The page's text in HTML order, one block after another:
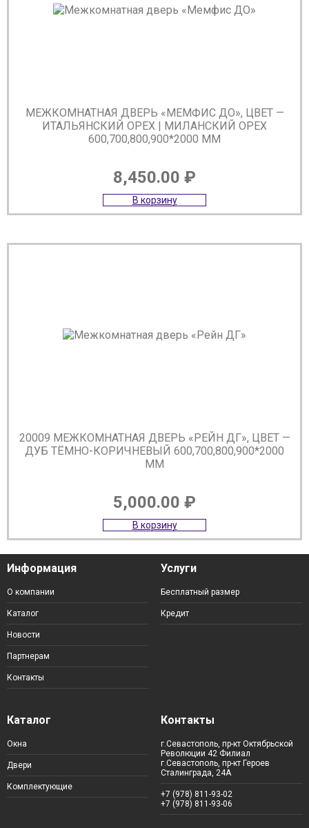
МЕЖКОМНАТНАЯ ДВЕРЬ «МЕМФИС ДО», ЦВЕТ —
ИТАЛЬЯНСКИЙ ОРЕХ | МИЛАНСКИЙ ОРЕХ
600,700,800,900*2000 ММ
8,450.00 ₽
В корзину
20009 МЕЖКОМНАТНАЯ ДВЕРЬ «РЕЙН ДГ», ЦВЕТ —
ДУБ ТЁМНО-КОРИЧНЕВЫЙ 600,700,800,900*2000
ММ
5,000.00 ₽
В корзину
Информация
О компании
Каталог
Новости
Партнерам
Контакты
Услуги
Бесплатный размер
Кредит
Каталог
Окна
Двери
Комплектующие
Контакты
г.Севастополь, пр-кт Октябрьской
Революции 42 Филиал
г.Севастополь, пр-кт Героев
Сталинграда, 24А
+7 (978) 811-93-02
+7 (978) 811-93-06